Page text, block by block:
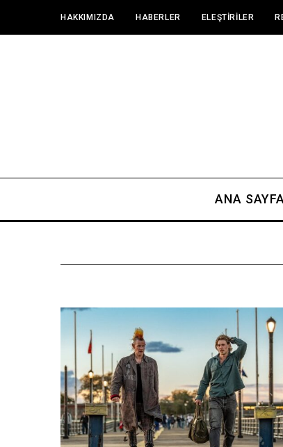
HAKKIMIZDA HABERLER ELEŞTIRILER
ANA SAYFA